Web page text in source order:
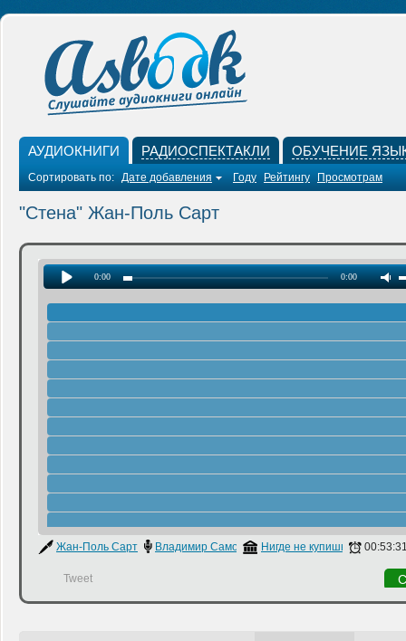
АУДИОКНИГИ РАДИОСПЕКТАКЛИ ОБУЧЕНИЕ
Сортировать по: Дате добавления Году Рейтингу Просмотрам
"Стена" Жан-Поль Сарт
0:00 0:00
Жан-Поль Сартр Владимир Самойлов Нигде не купишь
Tweet